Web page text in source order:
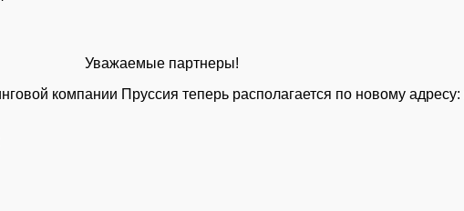
Уважаемые партнеры!
компании Пруссия теперь располагается по новому адресу: